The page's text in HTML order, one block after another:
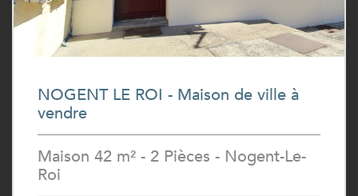
NOGENT LE ROI - Maison de ville à
vendre
Maison 42 m² - 2 Pièces - Nogent-Le-
Roi